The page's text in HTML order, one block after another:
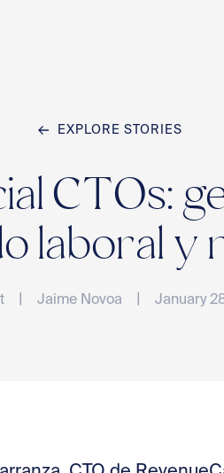
EXPLORE STORIES
CTOs:
laboral y
Jaime Novoa January